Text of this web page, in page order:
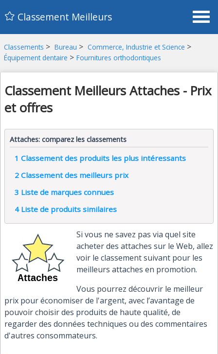
Classement Meilleurs
Classements > Bureau > Commerce, Industrie et Science >
Équipement dentaire > Fournitures orthodontiques
Classement Meilleurs Attaches - Prix
et offres
Attaches: comparez les classements
1 Classement des produits les plus intéressants
2 Classement des meilleurs prix
3 Liste de marques connues
4Liste de produits similaires
Si vous ne savez pas via quel site
acheter des attaches sur le Web, allez
voir le classement suivant pour les
meilleurs attaches en promotion.
Vous pourrez découvrir le meilleur
prix pour économiser de l'argent, avec l’avantage de
pouvoir choisir des produits de haute qualité, de
regarder des données techniques ou des commentaires
d'autres consommateurs.